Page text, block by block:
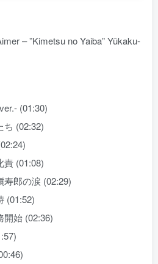
– ”Kimetsu no Yaiba” Yūkaku-
(01:30)
ち (02:32)
責 (01:08)
寿郎の涙 (02:29)
(01:52)
開始 (02:36)